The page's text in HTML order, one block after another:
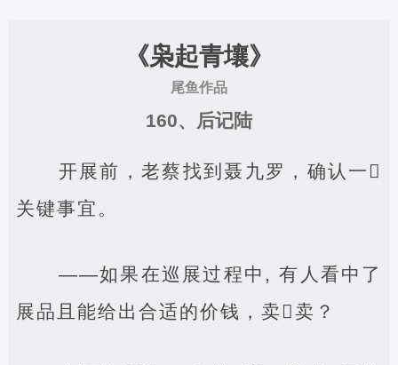
《枭起青壤》
尾鱼作品
160、后记陆
开展前，老蔡找到聂九罗，确认一‌
关键事宜。
——如果在巡展过程中, 有人看中了
展品且能给出合适的价钱，卖‌卖？